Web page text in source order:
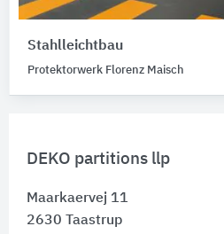
DEKO partitions llp
Maarkaervej 11
2630
Taastrup
Stahlleichtbau
Protektorwerk Florenz Maisch